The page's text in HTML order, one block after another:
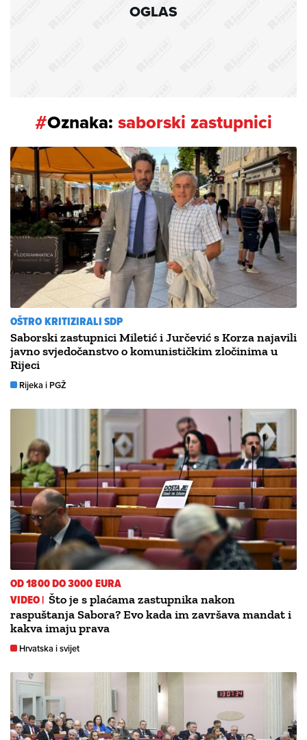
OGLAS
#Oznaka: saborski zastupnici
OŠTRO KRITIZIRALI SDP
Saborski zastupnici Miletić i Jurčević s Korza najavili
javno svjedočanstvo o komunističkim zločinima u
Rijeci
Rijeka i PGŽ
OD 1800 DO 3000 EURA
VIDEO | Što je s plaćama zastupnika nakon
raspuštanja Sabora? Evo kada im završava mandat i
kakva imaju prava
Hrvatska i svijet